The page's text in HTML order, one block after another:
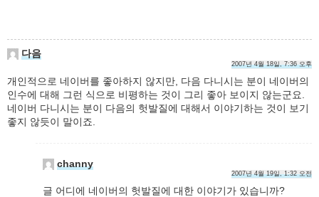
다음
2007년 4월 18일, 7:36 오후
개인적으로 네이버를 좋아하지 않지만, 다음 다니시는 분이 네이버의
인수에 대해 그런 식으로 비평하는 것이 그리 좋아 보이지 않는군요.
네이버 다니시는 분이 다음의 헛발질에 대해서 이야기하는 것이 보기
좋지 않듯이 말이죠.
channy
2007년 4월 19일, 1:32 오전
글 어디에 네이버의 헛발질에 대한 이야기가 있습니까?